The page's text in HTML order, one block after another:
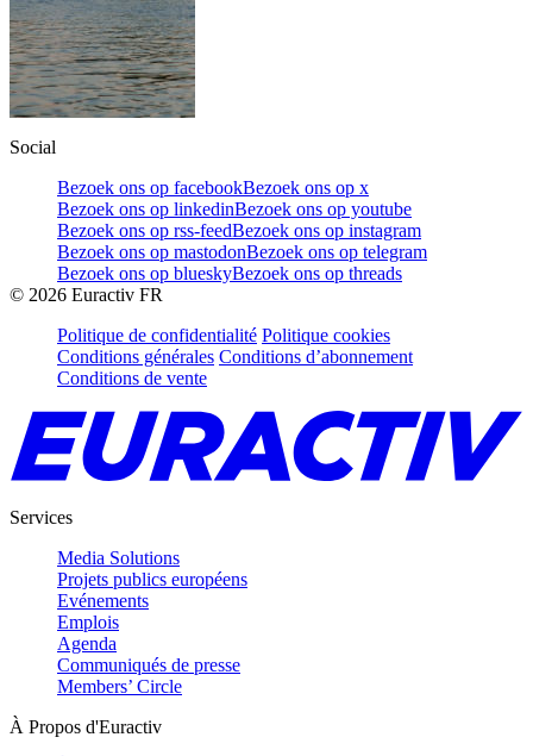
Social
Bezoek ons op facebookBezoek ons op x
Bezoek ons op linkedinBezoek ons op youtube
Bezoek ons op rss-feedBezoek ons op instagram
Bezoek ons op mastodonBezoek ons op telegram
Bezoek ons op blueskyBezoek ons op threads
© 2026 Euractiv FR
Politique de confidentialité Politique cookies
Conditions générales Conditions d’abonnement
Conditions de vente
Services
Media Solutions
Projets publics européens
Evénements
Emplois
Agenda
Communiqués de presse
Members’ Circle
À Propos d'Euractiv